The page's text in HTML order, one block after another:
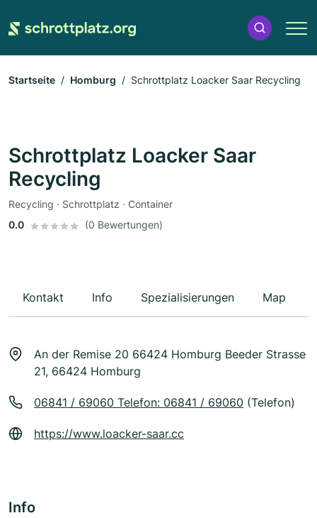
Startseite Homburg Schrottplatz Loacker Saar Recycling
Schrottplatz Loacker Saar
Recycling
Recycling · Schrottplatz · Container
0.0
(0 Bewertungen)
Kontakt Info Spezialisierungen Map
An der Remise 20 66424 Homburg Beeder Strasse
21, 66424 Homburg
06841 / 69060 Telefon: 06841 / 69060 (Telefon)
https://www.loacker-saar.cc
Info